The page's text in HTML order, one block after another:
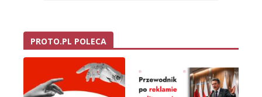
PROTO.PL POLECA